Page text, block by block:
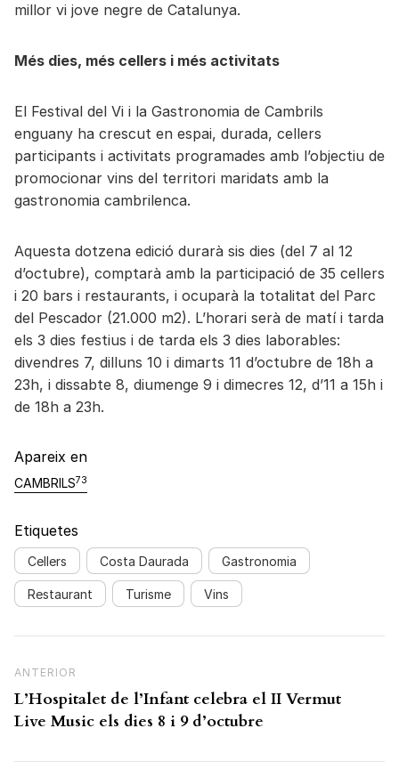
millor vi jove negre de Catalunya.
Més dies, més cellers i més activitats
El Festival del Vi i la Gastronomia de Cambrils
enguany ha crescut en espai, durada, cellers
participants i activitats programades amb l’objectiu de
promocionar vins del territori maridats amb la
gastronomia cambrilenca.
Aquesta dotzena edició durarà sis dies (del 7 al 12
d’octubre), comptarà amb la participació de 35 cellers
i 20 bars i restaurants, i ocuparà la totalitat del Parc
del Pescador (21.000 m2). L’horari serà de matí i tarda
els 3 dies festius i de tarda els 3 dies laborables:
divendres 7, dilluns 10 i dimarts 11 d’octubre de 18h a
23h, i dissabte 8, diumenge 9 i dimecres 12, d’11 a 15h i
de 18h a 23h.
Apareix en
CAMBRILS73
Etiquetes
Cellers Costa Daurada Gastronomia
Restaurant Turisme Vins
Previous Post
ANTERIOR
L’Hospitalet de l’Infant celebra el II Vermut
Live Music els dies 8 i 9 d’octubre